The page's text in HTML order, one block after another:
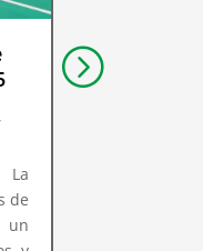
La
de
un